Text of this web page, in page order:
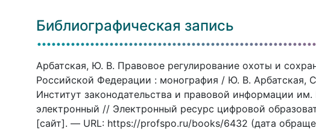
Библиографическая запись
Арбатская, Ю. В. Правовое регулирование охоты и
Российской Федерации : монография / Ю. В. Арбатская,
Институт законодательства и правовой информации
электронный // Электронный ресурс цифровой
[сайт]. — URL: https://profspo.ru/books/6432 (дата